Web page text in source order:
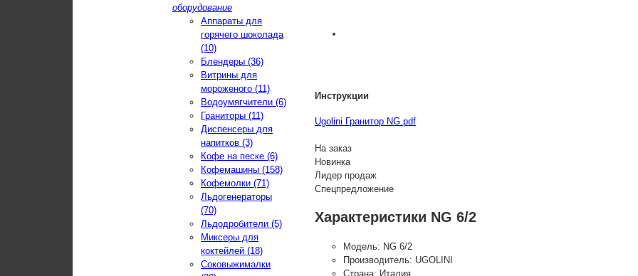
Инструкции
Ugolini Гранитор NG.pdf
На заказ
Новинка
Лидер продаж
Спецпредложение
Характеристики NG 6/2
Модель: NG 6/2
Производитель: UGOLINI
Страна: Италия
оборудование
Аппараты для
горячего шоколада
(10)
Блендеры (36)
Витрины для
мороженого (11)
Водоумягчители (6)
Граниторы (11)
Диспенсеры для
напитков (3)
Кофе на песке (6)
Кофемашины (158)
Кофемолки (71)
Льдогенераторы
(70)
Льдодробители (5)
Миксеры для
коктейлей (18)
Соковыжималки